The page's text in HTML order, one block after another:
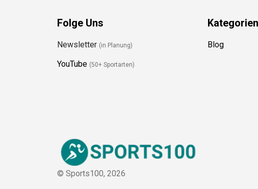
Folge Uns
Newsletter (in Planung)
Kategorien